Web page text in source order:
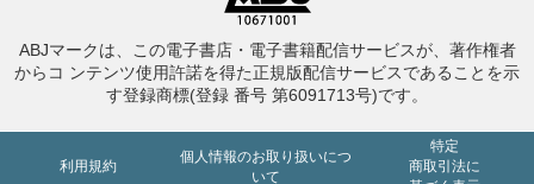
ABJマークは、この電子書店・電子書籍配信サービスが、著作権者
からコ ンテンツ使用許諾を得た正規版配信サービスであることを示
す登録商標(登録 番号 第6091713号)です。
利用規約
個人情報のお取り扱いにつ
いて
特定
商取引法に